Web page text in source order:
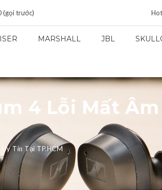
(gọi trước)
MARSHALL JBL
4 Lỗi Mất Âm
Tín Tại TP.HCM